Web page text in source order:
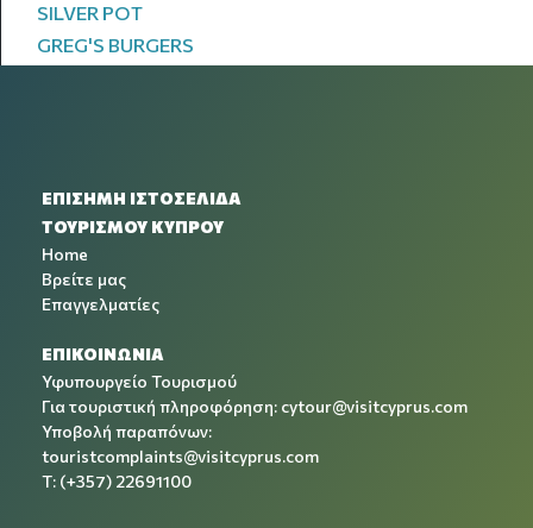
SILVER POT
GREG'S BURGERS
ΕΠΙΣΗΜΗ ΙΣΤΟΣΕΛΙΔΑ
ΤΟΥΡΙΣΜΟΥ ΚΥΠΡΟΥ
Home
Βρείτε μας
Επαγγελματίες
ΕΠΙΚΟΙΝΩΝΙΑ
Υφυπουργείο Τουρισμού
Για τουριστική πληροφόρηση: cytour@visitcyprus.com
Υποβολή παραπόνων:
touristcomplaints@visitcyprus.com
T: (+357) 22691100